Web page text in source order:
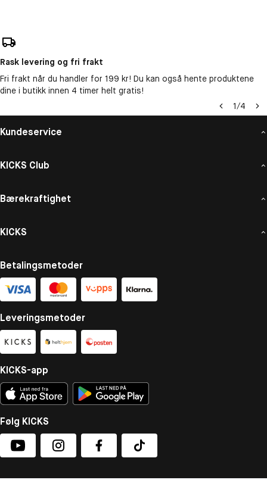
Rask levering og fri frakt
Fri frakt når du handler for 199 kr! Du kan også hente produktene
dine i butikk innen 4 timer helt gratis!
1/4
Kundeservice
KICKS Club
Bærekraftighet
KICKS
Betalingsmetoder
Leveringsmetoder
KICKS-app
Følg KICKS